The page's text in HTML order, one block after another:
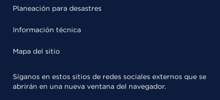
Planeación para desastres
Información técnica
Mapa del sitio
Síganos en estos sitios de redes sociales externos que se
abrirán en una nueva ventana del navegador.